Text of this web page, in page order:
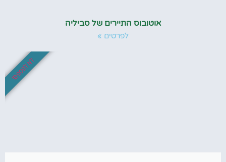
אוטובוס התיירים של סביליה
לפרטים »
לא לפספס!